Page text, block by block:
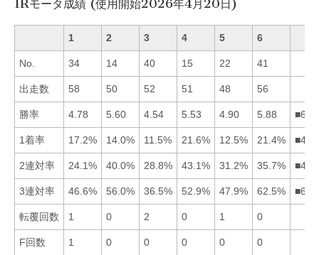
1Rモータ成績 (使用開始2026年4月20日)
1 2 3 4 5 6
No. 34 14 40 15 22 41
出走数 58 50 52 51 48 56
勝率 4.78 5.60 4.54 5.53 4.90 5.88
1着率 17.2% 14.0% 11.5% 21.6% 12.5% 21.4%
2連対率 24.1% 40.0% 28.8% 43.1% 31.2% 35.7%
3連対率 46.6% 56.0% 36.5% 52.9% 47.9% 62.5%
転覆回数 1 0 2 0 1 0
F回数 1 0 0 0 0 0